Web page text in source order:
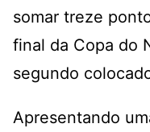
somar treze
final da Copa do
segundo
Apresentando